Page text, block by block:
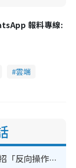
報料專線:
雲端
WhatsApp預設貼圖點刪？揭1招「反向操作」還原簡潔介面 附3步實測教學